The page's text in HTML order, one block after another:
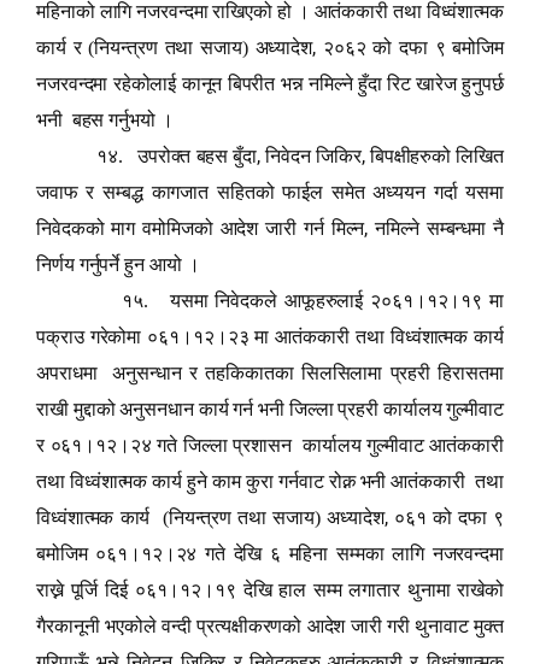
महिनाको लागि नजरवन्दमा राखिएको हो । आतंककारी तथा विध्वंशात्मक
कार्य र (नियन्त्रण तथा सजाय) अध्यादेश, २०६२ को दफा ९ बमोजिम
नजरवन्दमा रहेकोलाई कानून बिपरीत भन्न नमिल्ने हुँदा रिट खारेज हुनुपर्छ
भनी बहस गर्नुभयो ।
१४. उपरोक्त बहस बुँदा,निवेदन जिकिर,बिपक्षीहरुको लिखित
जवाफ र सम्बद्ध कागजात सहितको फाईल समेत अध्ययन गर्दा यसमा
निवेदकको माग वमोमिजको आदेश जारी गर्न मिल्न, नमिल्ने सम्बन्धमा नै
निर्णय गर्नुपर्ने हुन आयो ।
१५. यसमा निवेदकले आफूहरुलाई २०६१।१२।१९ मा
पक्राउ गरेकोमा ०६१।१२।२३ मा आतंककारी तथा विध्वंशात्मक कार्य
अपराधमा अनुसन्धान र तहकिकातका सिलसिलामा प्रहरी हिरासतमा
राखी मुद्दाको अनुसनधान कार्य गर्न भनी जिल्ला प्रहरी कार्यालय गुल्मीवाट
र ०६१।१२।२४ गते जिल्ला प्रशासन कार्यालय गुल्मीवाट आतंककारी
तथा विध्वंशात्मक कार्य हुने काम कुरा गर्नवाट रोक्न भनी आतंककारी तथा
विध्वंशात्मक कार्य (नियन्त्रण तथा सजाय) अध्यादेश, ०६१ को दफा ९
बमोजिम ०६१।१२।२४ गते देखि ६ महिना सम्मका लागि नजरवन्दमा
राख्ने पूर्जि दिई ०६१।१२।१९ देखि हाल सम्म लगातार थुनामा राखेको
गैरकानूनी भएकोले वन्दी प्रत्यक्षीकरणको आदेश जारी गरी थुनावाट मुक्त